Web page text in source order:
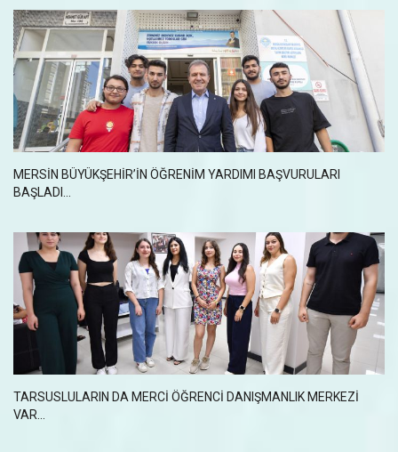
MERSİN BÜYÜKŞEHİR’İN ÖĞRENİM YARDIMI BAŞVURULARI
BAŞLADI...
TARSUSLULARIN DA MERCİ ÖĞRENCİ DANIŞMANLIK MERKEZİ
VAR...